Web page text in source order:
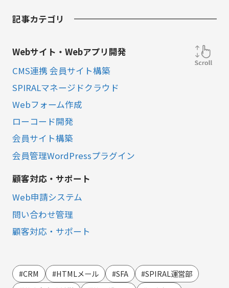
記事カテゴリ
Webサイト・Webアプリ開発
CMS連携 会員サイト構築
SPIRALマネージドクラウド
Webフォーム作成
ローコード開発
会員サイト構築
会員管理WordPressプラグイン
顧客対応・サポート
Web申請システム
問い合わせ管理
顧客対応・サポート
LINE連携
#CRM #HTMLメール #SFA
#SPIRAL運営部